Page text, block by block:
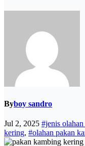
Byboy sandro
Jul 2, 2025 #jenis
kering, #olahan pakan